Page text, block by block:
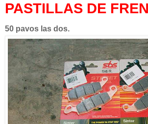
PASTILLAS DE
50 pavos las dos.